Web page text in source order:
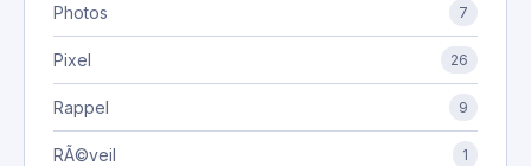
Photos 7
Pixel 26
Rappel 9
RÃ©veil 1